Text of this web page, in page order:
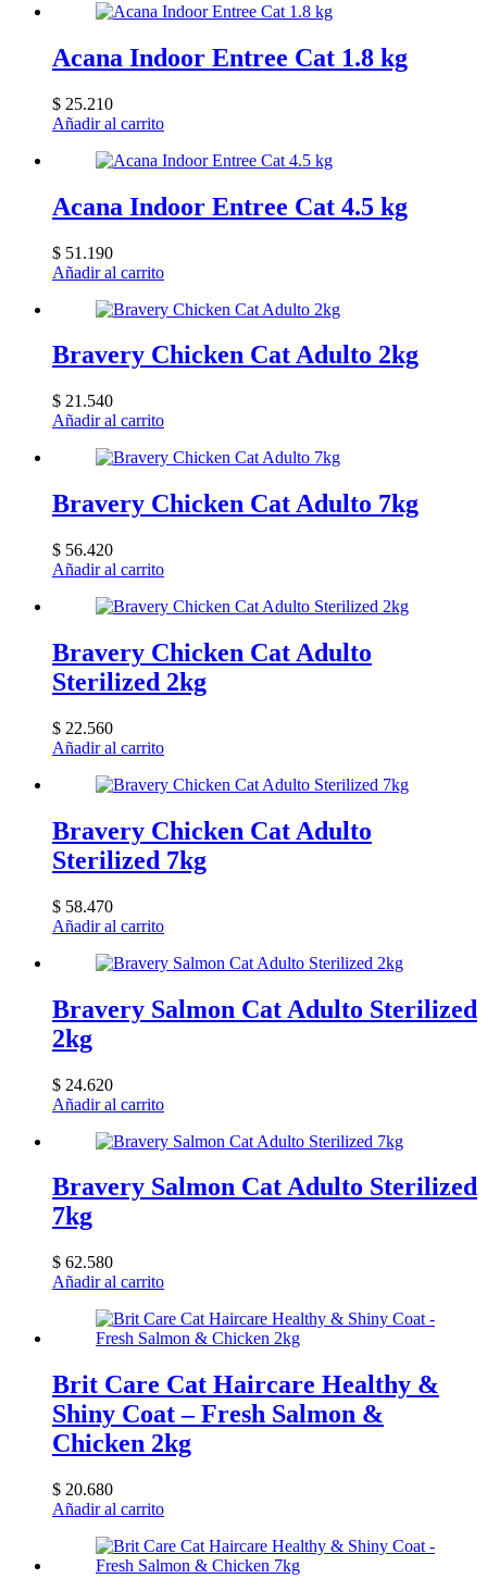
Acana Indoor Entree Cat 1.8 kg
$ 25.210
Añadir al carrito
Acana Indoor Entree Cat 4.5 kg
$ 51.190
Añadir al carrito
Bravery Chicken Cat Adulto 2kg
$ 21.540
Añadir al carrito
Bravery Chicken Cat Adulto 7kg
$ 56.420
Añadir al carrito
Bravery Chicken Cat Adulto
Sterilized 2kg
$ 22.560
Añadir al carrito
Bravery Chicken Cat Adulto
Sterilized 7kg
$ 58.470
Añadir al carrito
Bravery Salmon Cat Adulto Sterilized
2kg
$ 24.620
Añadir al carrito
Bravery Salmon Cat Adulto Sterilized
7kg
$ 62.580
Añadir al carrito
Brit Care Cat Haircare Healthy &
Shiny Coat – Fresh Salmon &
Chicken 2kg
$ 20.680
Añadir al carrito